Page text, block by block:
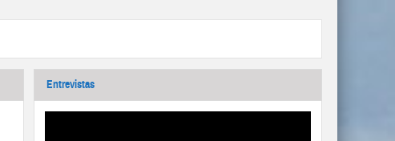
Entrevistas